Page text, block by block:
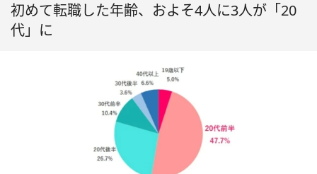
初めて転職した年齢、およそ4人に3人が「20
代」に